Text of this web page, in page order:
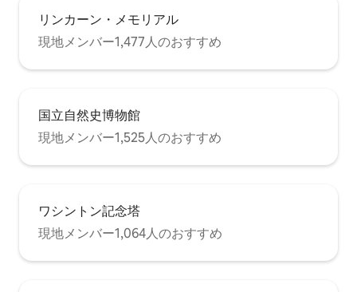
リンカーン・メモリアル
現地メンバー1,477人のおすすめ
国立自然史博物館
現地メンバー1,525人のおすすめ
ワシントン記念塔
現地メンバー1,064人のおすすめ